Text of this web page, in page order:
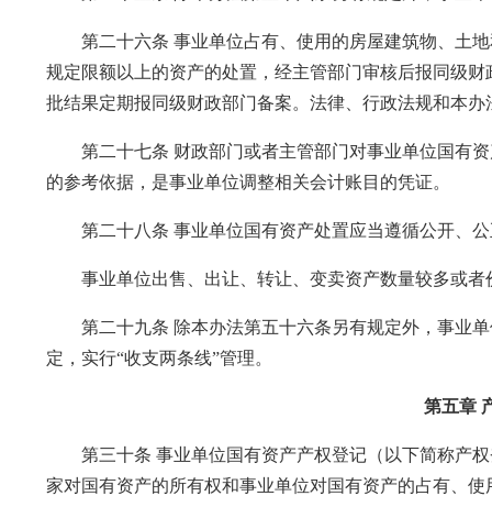
第二十六条 事业单位占有、使用的房屋建筑物、土地
规定限额以上的资产的处置，经主管部门审核后报同级
批结果定期报同级财政部门备案。法律、行政法规和本
第二十七条 财政部门或者主管部门对事业单位国有资
的参考依据，是事业单位调整相关会计账目的凭证。
第二十八条 事业单位国有资产处置应当遵循公开、公
事业单位出售、出让、转让、变卖资产数量较多或者
第二十九条 除本办法第五十六条另有规定外，事业单
定，实行“收支两条线”管理。
第五章
第三十条 事业单位国有资产产权登记（以下简称产权
家对国有资产的所有权和事业单位对国有资产的占有、使